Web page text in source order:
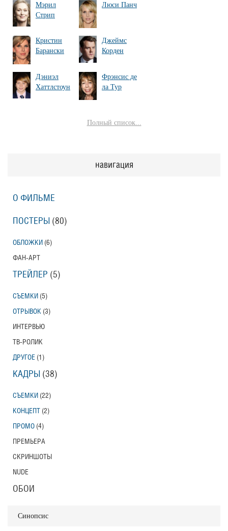
Мэрил
Стрип
Люси Панч
Кристин
Барански
Джеймс
Корден
Дэниэл
Хаттлстоун
Фрэнсис де
ла Тур
Полный список...
Синопсис
навигация
О ФИЛЬМЕ
ПОСТЕРЫ (80)
ОБЛОЖКИ (6)
ФАН-АРТ
ТРЕЙЛЕР (5)
СЪЕМКИ (5)
ОТРЫВОК (3)
ИНТЕРВЬЮ
ТВ-РОЛИК
ДРУГОЕ (1)
КАДРЫ (38)
СЪЕМКИ (22)
КОНЦЕПТ (2)
ПРОМО (4)
ПРЕМЬЕРА
СКРИНШОТЫ
NUDE
ОБОИ